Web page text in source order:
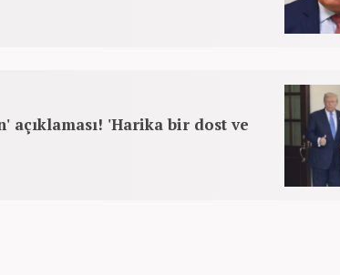
açıklaması! 'Harika bir dost ve